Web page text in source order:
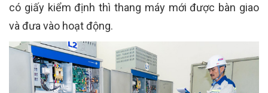
có giấy kiểm định thì thang máy mới được bàn giao
và đưa vào hoạt động.